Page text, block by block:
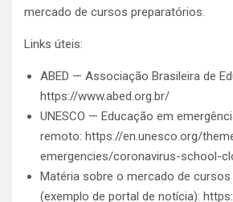
mercado de cursos preparatórios.
Links úteis:
ABED — Associação Brasileira de
https://www.abed.org.br/
UNESCO — Educação em
remoto: https://en.unesco.org/
emergencies/coronavirus-school-
Matéria sobre o mercado de
(exemplo de portal de notícia):